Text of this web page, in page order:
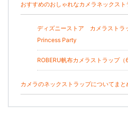
おすすめのおしゃれなカメラネックスト
ディズニーストア カメラスト
Princess Party
ROBERU帆布カメラストラップ（
カメラのネックストラップについてまと